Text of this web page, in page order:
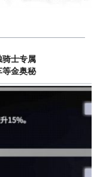
骑士专属
等金奥秘